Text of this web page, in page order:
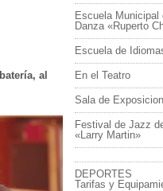
al
Escuela
Danza «Ruperto
Escuela de
En el Teatro
Sala de
Festival de Jazz
«Larry Martin»
DEPORTES
Tarifas y